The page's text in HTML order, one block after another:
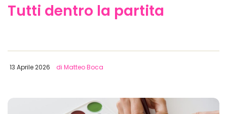
Tutti dentro la partita
13 Aprile 2026 di Matteo Boca